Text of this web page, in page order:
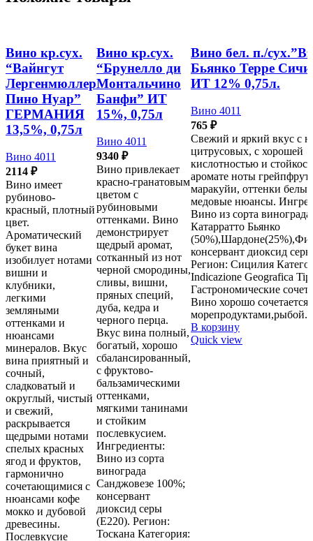
Вино кр.сух.
“Вайнгут
Лергенмюллер
Пино Нуар”
ГЕРМАНИЯ
13,5%, 0,75л
Вино 4011
2114 ₽
Вино имеет
рубиново-
красный, плотный
цвет.
Ароматический
букет вина
изобилует нотами
вишни и
клубники,
легкими
земляными
оттенками и
нюансами
минералов. Вкус
вина приятный и
сочный,
сладковатый и
округлый, чистый
и свежий,
раскрывается
щедрыми нотами
спелых красных
ягод и фруктов,
гармонично
сочетающимися с
нюансами кофе
мокко и дубовой
древесины.
Послевкусие
Вино кр.сух.
“Брунелло ди
Монтальчино
Банфи” ИТ
15%, 0,75л
Вино 4011
9340 ₽
Вино привлекает
красно-гранатовым
цветом с
рубиновыми
оттенками. Вино
демонстрирует
щедрый аромат,
сотканный из нот
черной смородины,
сливы, вишни,
пряных специй,
дуба, кедра и
черного перца.
Вкус вина полный,
богатый, хорошо
сбалансированный,
с фруктово-
бальзамическими
оттенками,
мягкими танинами
и стойким
послевкусием.
Ингредиенты:
Вино из сорта
винограда
Санджовезе 100%;
консервант
диоксид серы
(Е220). Регион:
Тоскана Категория:
Вино бел. п./
Бьянко Терре
ИТ 12% 0,75л.
Вино 4011
765 ₽
Свежий и яркий вкус с
цитрусовых, с хорошей
кислотностью и
аромате ноты
маракуйи, оттенки
медовые нюансы.
Вино из сорта винограда
Катарратто Бьянко
консервант диоксид
Регион: Сицилия
Indicazione Geografica
Гастрономические
Вино хорошо сочетается
морепродуктами,рыбой.
В корзину
Quick view